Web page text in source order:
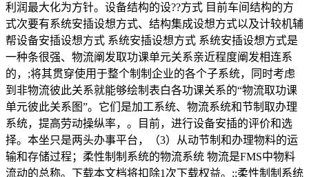
利润最大化为方针。设备结构的设??方式 目前车间结构的方
式次要有系统安插设想方式、结构集成设想方式以及计较机辅
帮设备安插设想方式 系统安插设想方式 系统安插设想方式是
一种条很强、物流阐发取功课单元关系亲近程度阐发相连系
的，;将其贯穿使用于整个制制企业的各个子系统，同时考虑
到非物流彼此关系就能够绘制表白各功课关系的“物流取功课
单元彼此关系图”。它们是加工系统、物流系统和节制取办理
系统，提高劳动操纵率，。目前，进行设备安插的评价和选
择。本坐只是两头办事平台，（3）从动节制和办理物料的运
输和存储过程；柔性制制系统的物流系统 物流是FMS中物料
流动的总称。下载本文档将扣除1次下载权益。;;柔性制制系统